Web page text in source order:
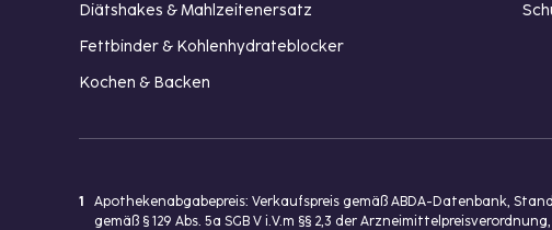
Diätshakes & Mahlzeitenersatz
Fettbinder & Kohlenhydrateblocker
Kochen & Backen
1
Apothekenabgabepreis: Verkaufspreis gemäß ABDA-Datenbank,
gemäß § 129 Abs. 5a SGB V i.V.m §§ 2,3 der